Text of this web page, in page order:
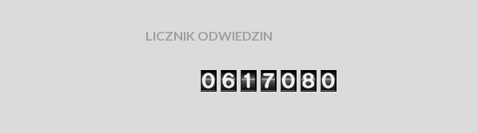
LICZNIK ODWIEDZIN